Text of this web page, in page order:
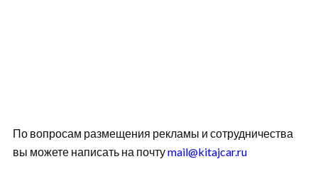
По вопросам размещения рекламы и сотрудничества
вы можете написать на почтуmail@kitajcar.ru